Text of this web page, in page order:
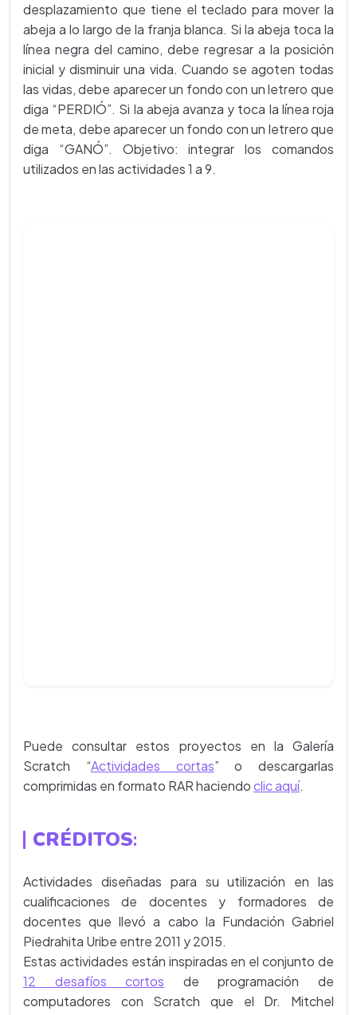
desplazamiento que tiene el teclado para mover la
abeja a lo largo de la franja blanca. Si la abeja toca la
línea negra del camino, debe regresar a la posición
inicial y disminuir una vida. Cuando se agoten todas
las vidas, debe aparecer un fondo con un letrero que
diga “PERDIÓ”. Si la abeja avanza y toca la línea roja
de meta, debe aparecer un fondo con un letrero que
diga “GANÓ”. Objetivo: integrar los comandos
utilizados en las actividades 1 a 9.
Puede consultar estos proyectos en la Galería
Scratch “Actividades cortas” o descargarlas
comprimidas en formato RAR haciendoclic aquí.
CRÉDITOS:
Actividades diseñadas para su utilización en las
cualificaciones de docentes y formadores de
docentes que llevó a cabo la Fundación Gabriel
Piedrahita Uribe entre 2011 y 2015.
Estas actividades están inspiradas en el conjunto de
12 desafíos cortos de programación de
computadores con Scratch que el Dr. Mitchel